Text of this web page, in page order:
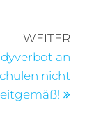
WEITER
an
nicht